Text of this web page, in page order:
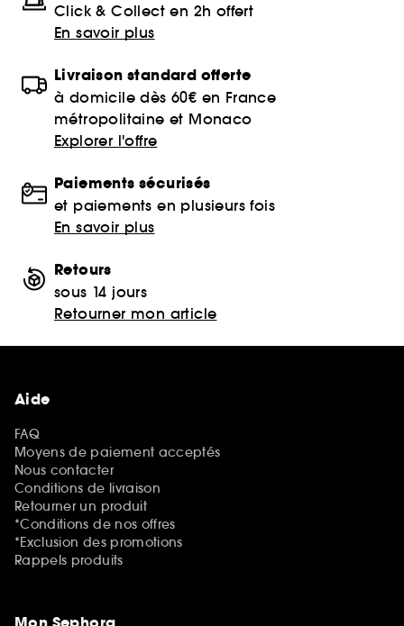
Click & Collect en 2h offert
En savoir plus
Livraison standard offerte
à domicile dès 60€ en France
métropolitaine et Monaco
Explorer l'offre
Paiements sécurisés
et paiements en plusieurs fois
En savoir plus
Retours
sous 14 jours
Retourner mon article
Aide
FAQ
Moyens de paiement acceptés
Nous contacter
Conditions de livraison
Retourner un produit
*Conditions de nos offres
*Exclusion des promotions
Rappels produits